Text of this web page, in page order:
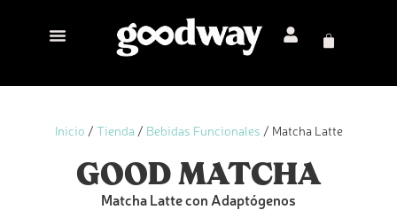
Inicio / Tienda / Bebidas Funcionales / Matcha Latte
GOOD MATCHA
Matcha Latte con Adaptógenos